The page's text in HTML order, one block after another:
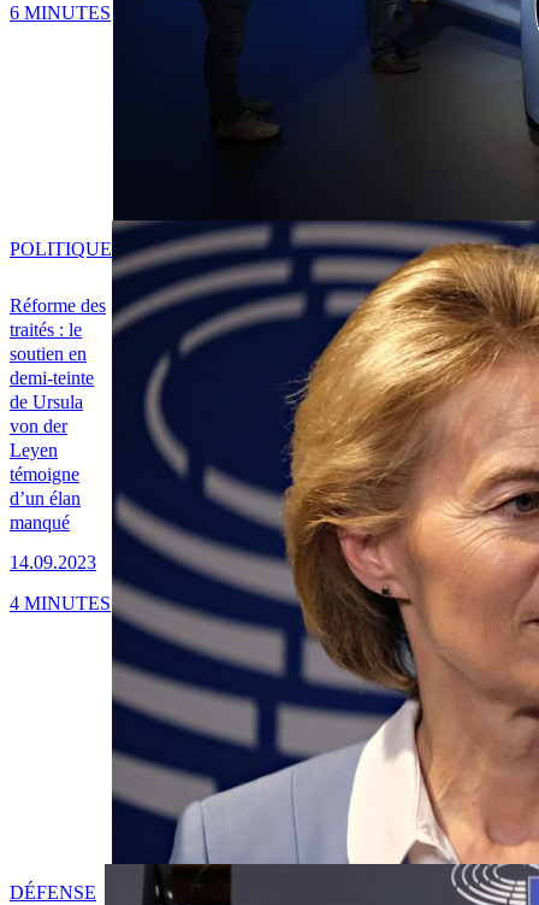
6 MINUTES
Réforme des
traités : le
soutien en
demi-teinte
de Ursula
von der
Leyen
témoigne
d’un élan
manqué
14.09.2023
POLITIQUE
4 MINUTES
DÉFENSE